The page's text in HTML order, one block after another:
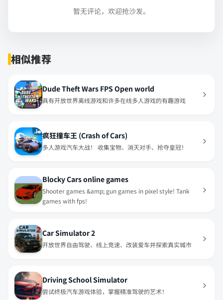
暂无评论，欢迎抢沙发。
相似推荐
Dude Theft Wars FPS Open world
具有开放世界离线游戏和许多在线多人游戏的有趣游戏
疯狂撞车王 (Crash of Cars)
多人游戏汽车大战！ 收集宝物、消灭对手、抢夺皇冠！
Blocky Cars online games
Shooter games &amp; gun games in pixel style! Tank
games with fps!
Car Simulator 2
开放世界自由驾驶、线上竞速、改装爱车并探索真实城市
Driving School Simulator
尝试终极汽车游戏体验，掌握精准驾驶的艺术！